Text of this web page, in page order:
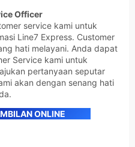
Officer
service kami untuk
Line7 Express. Customer
hati melayani. Anda dapat
Service kami untuk
pertanyaan seputar
akan dengan senang hati
ONLINE